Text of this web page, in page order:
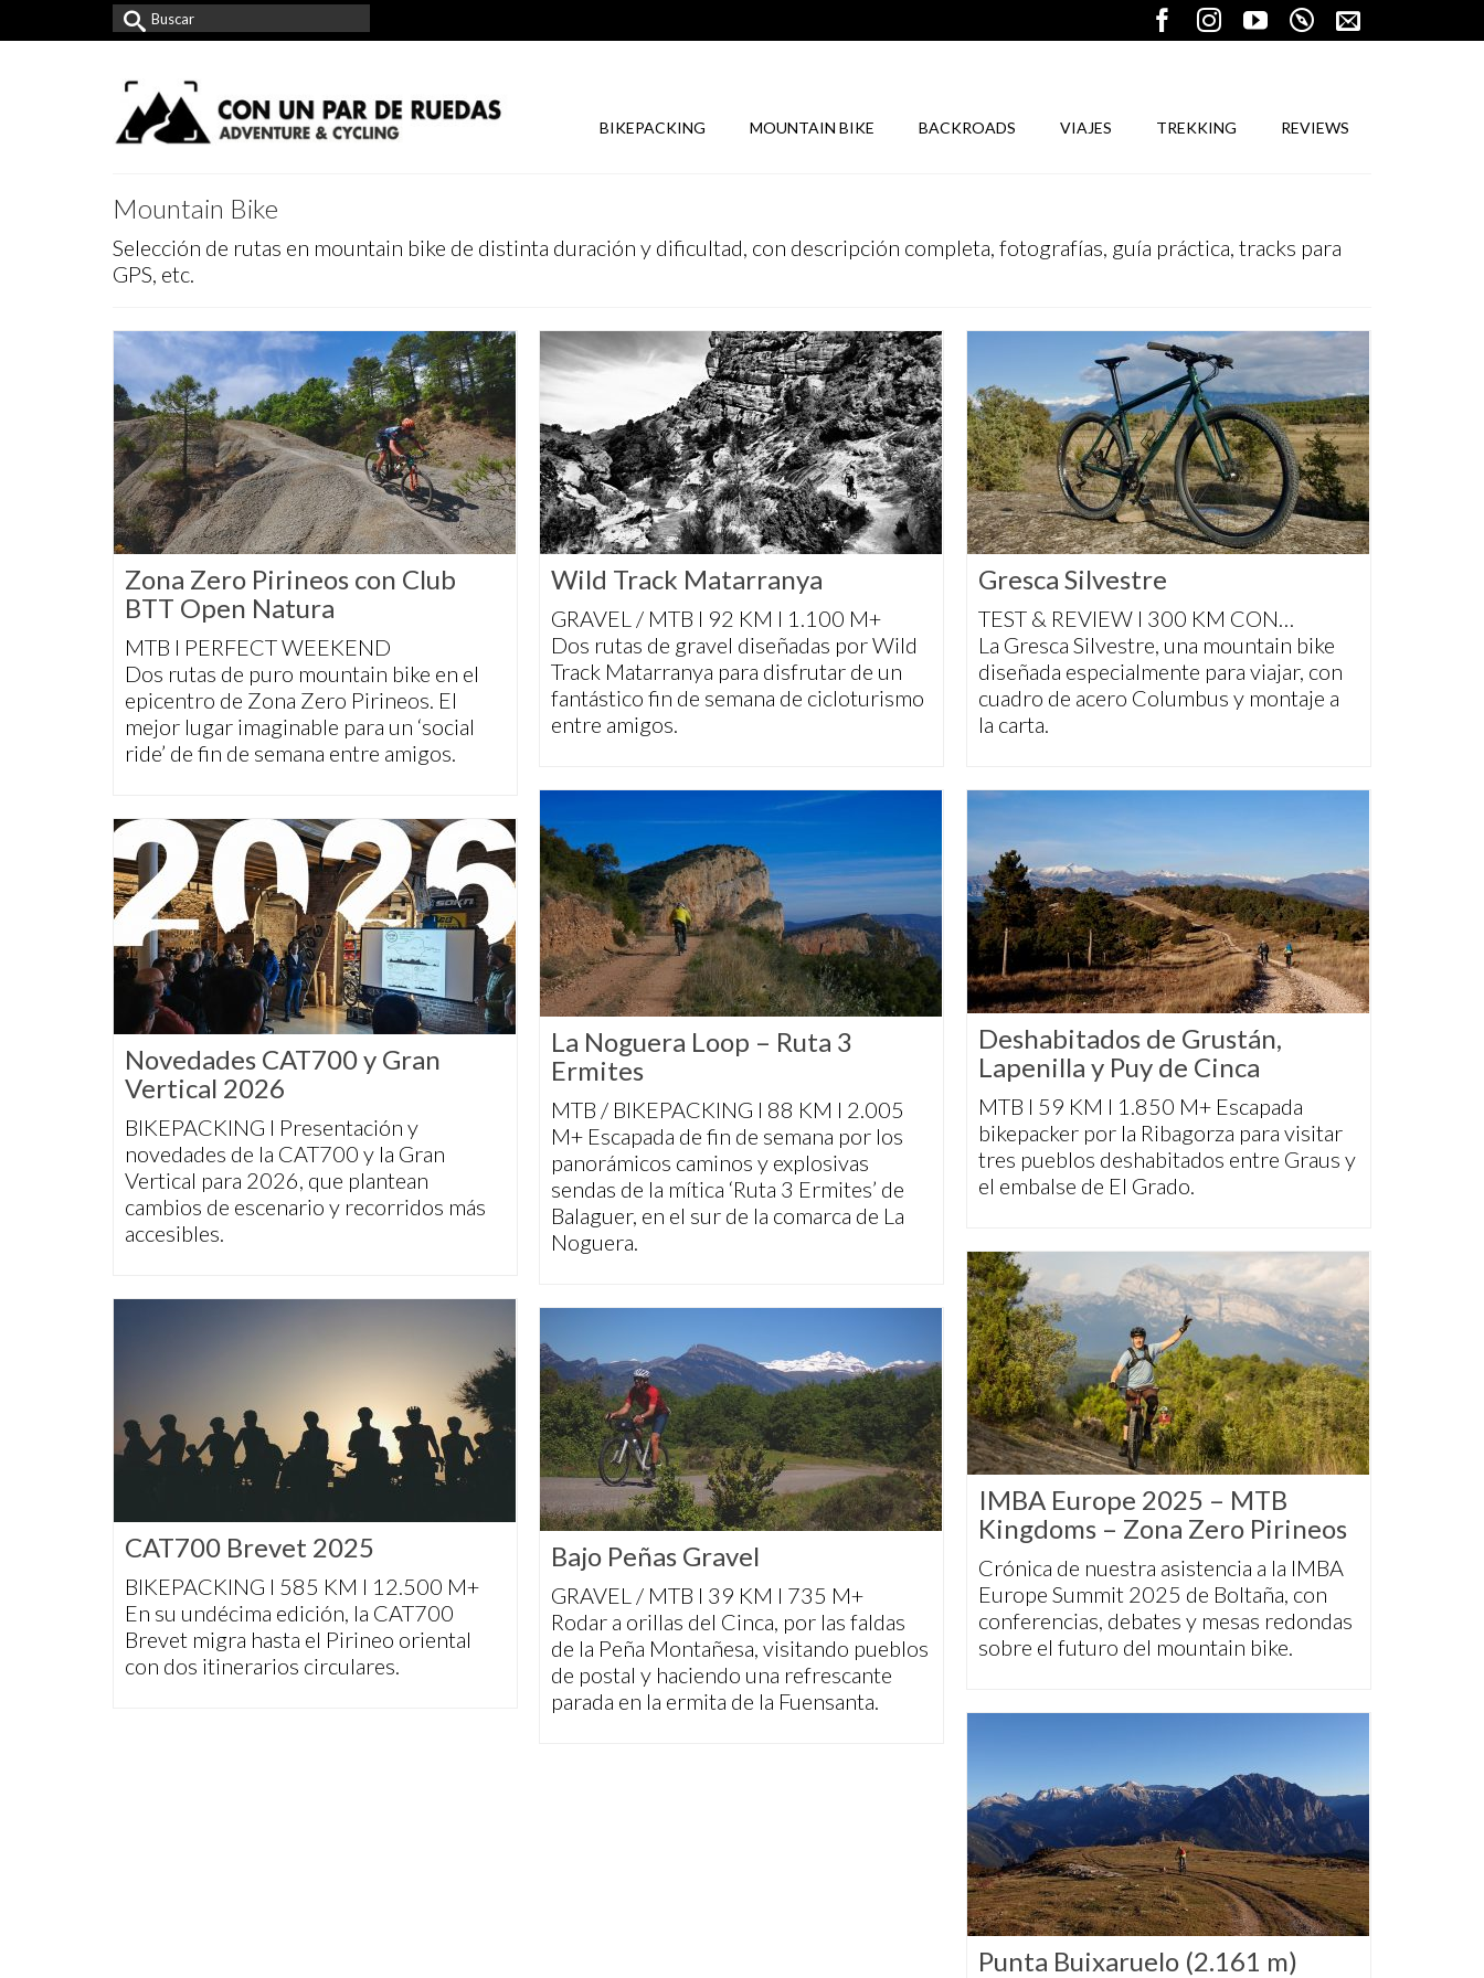
Buscar
por:
BIKEPACKING MOUNTAIN BIKE BACKROADS VIAJES TREKKING REVIEWS
Mountain Bike
Selección de rutas en mountain bike de distinta duración y dificultad, con descripción completa, fotografías, guía práctica, tracks para
GPS, etc.
Zona Zero Pirineos con Club
BTT Open Natura
MTB I PERFECT WEEKEND
Dos rutas de puro mountain bike en el
epicentro de Zona Zero Pirineos. El
mejor lugar imaginable para un ‘social
ride’ de fin de semana entre amigos.
Wild Track Matarranya
GRAVEL / MTB I 92 KM I 1.100 M+
Dos rutas de gravel diseñadas por Wild
Track Matarranya para disfrutar de un
fantástico fin de semana de cicloturismo
entre amigos.
Gresca Silvestre
TEST & REVIEW I 300 KM CON…
La Gresca Silvestre, una mountain bike
diseñada especialmente para viajar, con
cuadro de acero Columbus y montaje a
la carta.
La Noguera Loop – Ruta 3
Ermites
MTB / BIKEPACKING I 88 KM I 2.005
M+ Escapada de fin de semana por los
panorámicos caminos y explosivas
sendas de la mítica ‘Ruta 3 Ermites’ de
Balaguer, en el sur de la comarca de La
Noguera.
Deshabitados de Grustán,
Lapenilla y Puy de Cinca
MTB I 59 KM I 1.850 M+ Escapada
bikepacker por la Ribagorza para visitar
tres pueblos deshabitados entre Graus y
el embalse de El Grado.
Novedades CAT700 y Gran
Vertical 2026
BIKEPACKING I Presentación y
novedades de la CAT700 y la Gran
Vertical para 2026, que plantean
cambios de escenario y recorridos más
accesibles.
IMBA Europe 2025 – MTB
Kingdoms – Zona Zero Pirineos
Crónica de nuestra asistencia a la IMBA
Europe Summit 2025 de Boltaña, con
conferencias, debates y mesas redondas
sobre el futuro del mountain bike.
CAT700 Brevet 2025
BIKEPACKING I 585 KM I 12.500 M+
En su undécima edición, la CAT700
Brevet migra hasta el Pirineo oriental
con dos itinerarios circulares.
Bajo Peñas Gravel
GRAVEL / MTB I 39 KM I 735 M+
Rodar a orillas del Cinca, por las faldas
de la Peña Montañesa, visitando pueblos
de postal y haciendo una refrescante
parada en la ermita de la Fuensanta.
Punta Buixaruelo (2.161 m)